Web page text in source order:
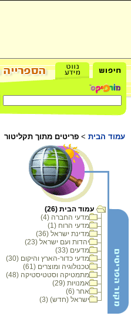
עמוד הבית > פריטים מתוך תקליטור
עמוד הבית (26)
מדעי החברה (4)
מדעי הרוח (1)
מדינת ישראל (36)
יהדות ועם ישראל (23)
מדעים (33)
מדעי כדור-הארץ והיקום (30)
טכנולוגיה ומוצרים (61)
מתמטיקה וסטטיסטיקה (48)
אמנויות (29)
אחר (6)
ישראל (חדש) (3)